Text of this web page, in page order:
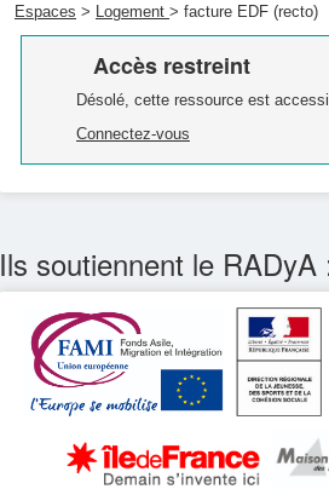
Espaces > Logement > facture EDF (recto)
Accès restreint
Désolé, cette ressource est
Connectez-vous
Ils soutiennent le RADyA